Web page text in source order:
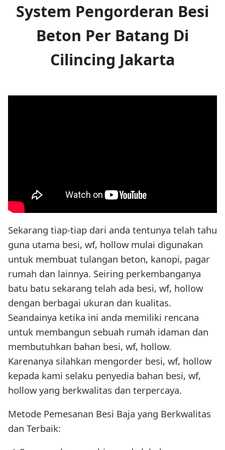
System Pengorderan Besi
Beton Per Batang Di
Cilincing Jakarta
Sekarang tiap-tiap dari anda tentunya telah tahu
guna utama besi, wf, hollow mulai digunakan
untuk membuat tulangan beton, kanopi, pagar
rumah dan lainnya. Seiring perkembanganya
batu batu sekarang telah ada besi, wf, hollow
dengan berbagai ukuran dan kualitas.
Seandainya ketika ini anda memiliki rencana
untuk membangun sebuah rumah idaman dan
membutuhkan bahan besi, wf, hollow.
Karenanya silahkan mengorder besi, wf, hollow
kepada kami selaku penyedia bahan besi, wf,
hollow yang berkwalitas dan terpercaya.
Metode Pemesanan Besi Baja yang Berkwalitas
dan Terbaik: